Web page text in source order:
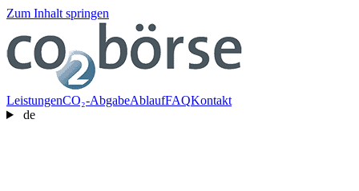
Zum Inhalt springen
LeistungenCO₂-AbgabeAblaufFAQKontakt
de